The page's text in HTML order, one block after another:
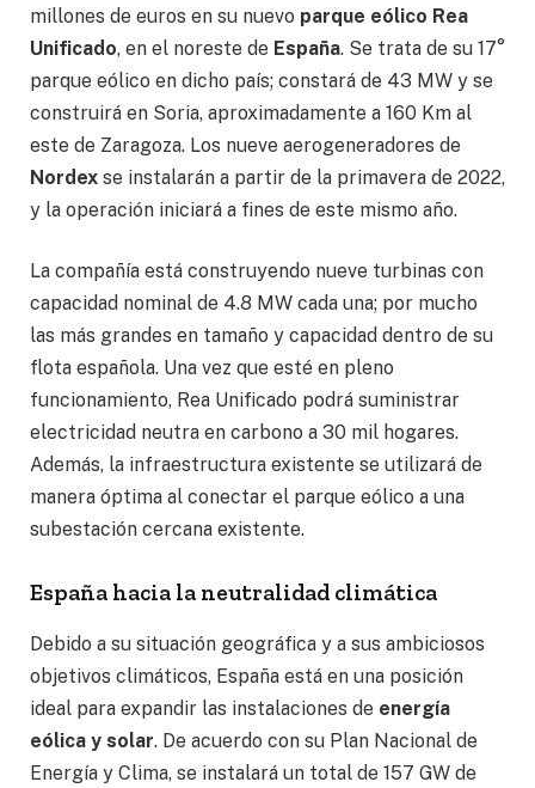
millones de euros en su nuevo parque eólico Rea
Unificado, en el noreste de España. Se trata de su 17°
parque eólico en dicho país; constará de 43 MW y se
construirá en Soria, aproximadamente a 160 Km al
este de Zaragoza. Los nueve aerogeneradores de
Nordex se instalarán a partir de la primavera de 2022,
y la operación iniciará a fines de este mismo año.
La compañía está construyendo nueve turbinas con
capacidad nominal de 4.8 MW cada una; por mucho
las más grandes en tamaño y capacidad dentro de su
flota española. Una vez que esté en pleno
funcionamiento, Rea Unificado podrá suministrar
electricidad neutra en carbono a 30 mil hogares.
Además, la infraestructura existente se utilizará de
manera óptima al conectar el parque eólico a una
subestación cercana existente.
España hacia la neutralidad climática
Debido a su situación geográfica y a sus ambiciosos
objetivos climáticos, España está en una posición
ideal para expandir las instalaciones de energía
eólica y solar. De acuerdo con su Plan Nacional de
Energía y Clima, se instalará un total de 157 GW de